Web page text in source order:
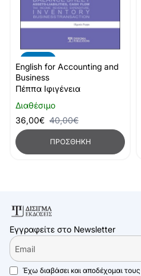
Διαθέσιμο
English for Accounting and
Business
Πέππα Ιφιγένεια
36,00€ 40,00€
ΠΡΟΣΘΉΚΗ
Εγγραφείτε στο Newsletter
Email
Έχω διαβάσει και αποδέχομαι τους